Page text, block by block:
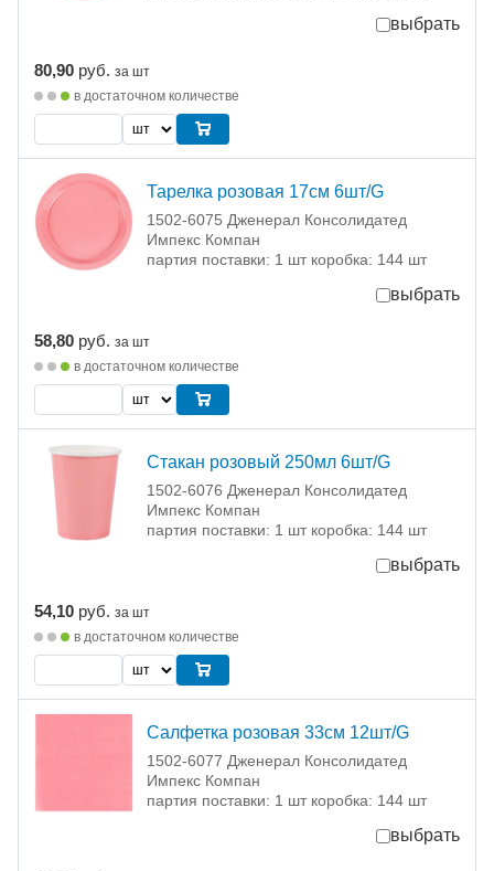
выбрать
80,90 руб. за шт
в достаточном количестве
Тарелка розовая 17см 6шт/G
1502-6075 Дженерал Консолидатед
Импекс Компан
партия поставки: 1 шт коробка: 144 шт
выбрать
58,80 руб. за шт
в достаточном количестве
Стакан розовый 250мл 6шт/G
1502-6076 Дженерал Консолидатед
Импекс Компан
партия поставки: 1 шт коробка: 144 шт
выбрать
54,10 руб. за шт
в достаточном количестве
Салфетка розовая 33см 12шт/G
1502-6077 Дженерал Консолидатед
Импекс Компан
партия поставки: 1 шт коробка: 144 шт
выбрать